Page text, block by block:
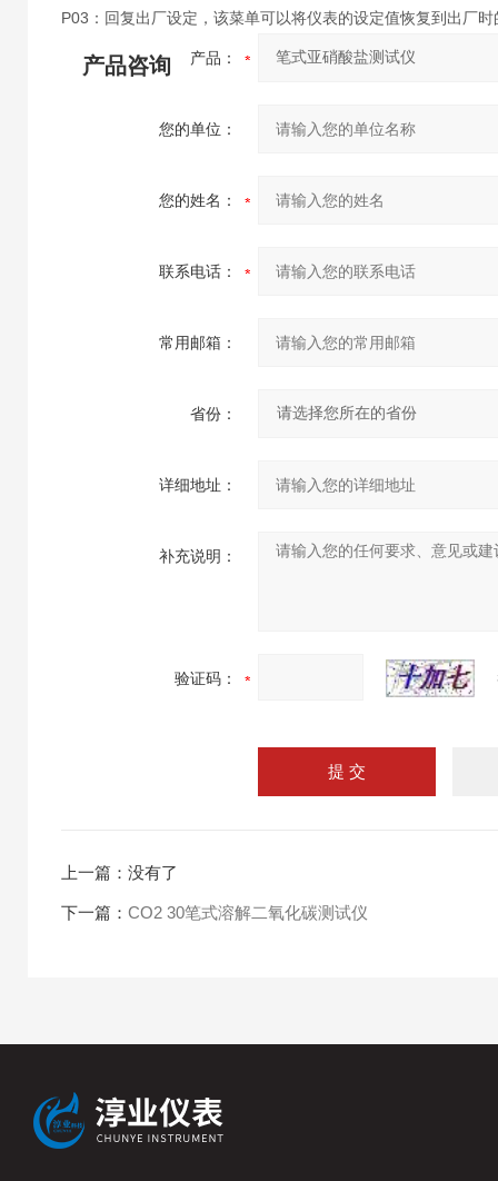
P03：回复出厂设定，该菜单可以将仪表的设定值恢复到出厂
产品咨询 产品：
您的单位：
您的姓名：
联系电话：
常用邮箱：
省份：
详细地址：
补充说明：
验证码：
上一篇：没有了
下一篇： CO2 30笔式溶解二氧化碳测试仪